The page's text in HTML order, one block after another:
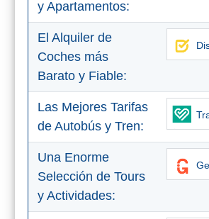
y Apartamentos:
El Alquiler de
Coches más
Barato y Fiable:
Las Mejores Tarifas
de Autobús y Tren:
Una Enorme
Selección de Tours
y Actividades: